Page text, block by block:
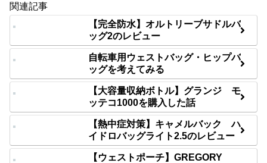
関連記事
【完全防水】オルトリーブサドルバ
ッグ2のレビュー
自転車用ウェストバッグ・ヒップバ
ッグを考えてみる
【大容量収納ボトル】グランジ モ
ッテコ1000を購入した話
【熱中症対策】キャメルバック ハ
イドロバッグライト2.5のレビュー
【ウェストポーチ】GREGORY